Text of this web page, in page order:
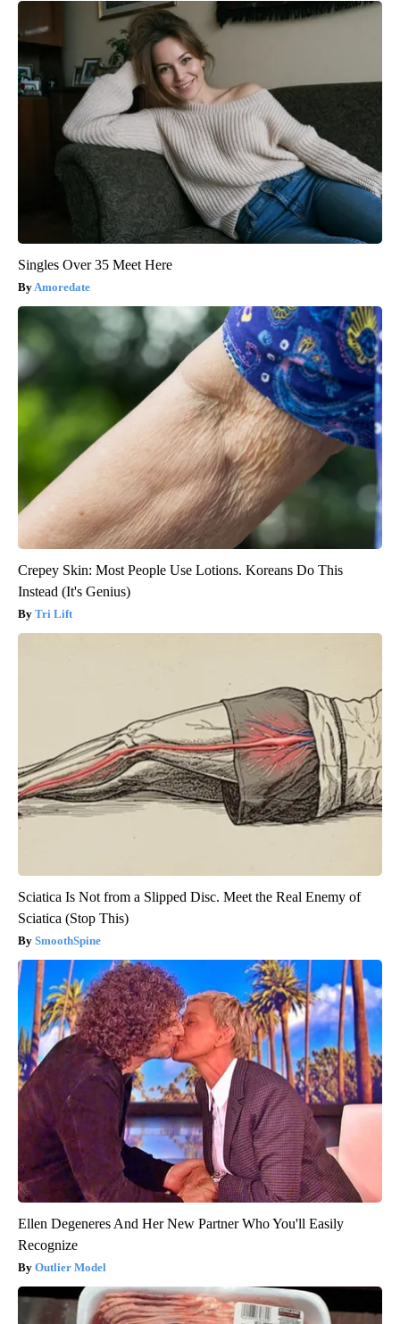
Singles Over 35 Meet Here
Amoredate
Crepey Skin: Most People Use Lotions. Koreans Do This
Instead (It's Genius)
Tri Lift
Sciatica Is Not from a Slipped Disc. Meet the Real Enemy of
Sciatica (Stop This)
SmoothSpine
Ellen Degeneres And Her New Partner Who You'll Easily
Recognize
Outlier Model